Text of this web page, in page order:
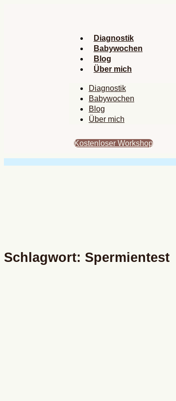
Diagnostik
Babywochen
Blog
Über mich
Diagnostik
Babywochen
Blog
Über mich
Kostenloser Workshop
Schlagwort: Spermientest